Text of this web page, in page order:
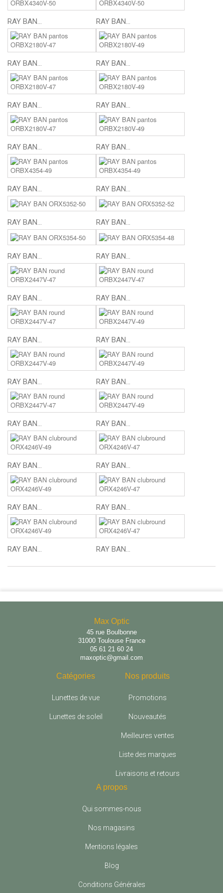
RAY BAN... RAY BAN...
RAY BAN... RAY BAN...
RAY BAN... RAY BAN...
RAY BAN... RAY BAN...
RAY BAN... RAY BAN...
RAY BAN... RAY BAN...
RAY BAN... RAY BAN...
RAY BAN... RAY BAN...
RAY BAN... RAY BAN...
RAY BAN... RAY BAN...
RAY BAN... RAY BAN...
RAY BAN... RAY BAN...
RAY BAN... RAY BAN...
RAY BAN... RAY BAN...
Max Optic
45 rue Boulbonne
31000 Toulouse France
05 61 21 60 24
maxoptic@gmail.com
Catégories
Lunettes de vue
Lunettes de soleil
Nos produits
Promotions
Nouveautés
Meilleures ventes
Liste des marques
Livraisons et retours
A propos
Qui sommes-nous
Nos magasins
Mentions légales
Blog
Conditions Générales